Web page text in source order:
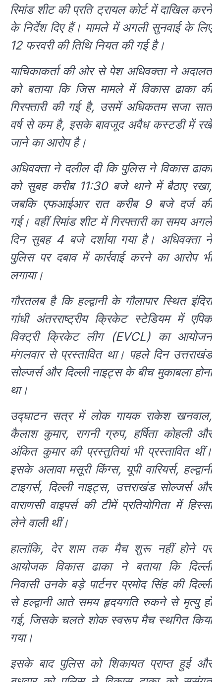
रिमांड शीट की प्रति ट्रायल कोर्ट में दाखिल करने
के निर्देश दिए हैं। मामले में अगली सुनवाई के लिए
12 फरवरी की तिथि नियत की गई है।
याचिकाकर्ता की ओर से पेश अधिवक्ता ने अदालत
को बताया कि जिस मामले में विकास ढाका की
गिरफ्तारी की गई है, उसमें अधिकतम सजा सात
वर्ष से कम है, इसके बावजूद अवैध कस्टडी में रखे
जाने का आरोप है।
अधिवक्ता ने दलील दी कि पुलिस ने विकास ढाका
को सुबह करीब 11:30 बजे थाने में बैठाए रखा,
जबकि एफआईआर रात करीब 9 बजे दर्ज की
गई। वहीं रिमांड शीट में गिरफ्तारी का समय अगले
दिन सुबह 4 बजे दर्शाया गया है। अधिवक्ता ने
पुलिस पर दबाव में कार्रवाई करने का आरोप भी
लगाया।
गौरतलब है कि हल्द्वानी के गौलापार स्थित इंदिरा
गांधी अंतरराष्ट्रीय क्रिकेट स्टेडियम में एपिक
विक्ट्री क्रिकेट लीग (EVCL) का आयोजन
मंगलवार से प्रस्तावित था। पहले दिन उत्तराखंड
सोल्जर्स और दिल्ली नाइट्स के बीच मुकाबला होना
था।
उद्घाटन सत्र में लोक गायक राकेश खनवाल,
कैलाश कुमार, रागनी ग्रुप, हर्षिता कोहली और
अंकित कुमार की प्रस्तुतियां भी प्रस्तावित थीं।
इसके अलावा मसूरी किंग्स, यूपी वारियर्स, हल्द्वानी
टाइगर्स, दिल्ली नाइट्स, उत्तराखंड सोल्जर्स और
वाराणसी वाइपर्स की टीमें प्रतियोगिता में हिस्सा
लेने वाली थीं।
हालांकि, देर शाम तक मैच शुरू नहीं होने पर
आयोजक विकास ढाका ने बताया कि दिल्ली
निवासी उनके बड़े पार्टनर प्रमोद सिंह की दिल्ली
से हल्द्वानी आते समय हृदयगति रुकने से मृत्यु हो
गई, जिसके चलते शोक स्वरूप मैच स्थगित किया
गया।
इसके बाद पुलिस को शिकायत प्राप्त हुई और